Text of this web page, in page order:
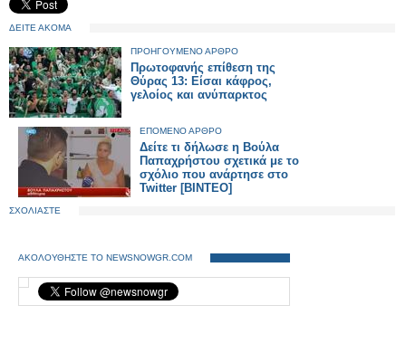
ΔΕΙΤΕ ΑΚΟΜΑ
ΠΡΟΗΓΟΥΜΕΝΟ ΑΡΘΡΟ
Πρωτοφανής επίθεση της
Θύρας 13: Είσαι κάφρος,
γελοίος και ανύπαρκτος
ΕΠΟΜΕΝΟ ΑΡΘΡΟ
Δείτε τι δήλωσε η Βούλα
Παπαχρήστου σχετικά με το
σχόλιο που ανάρτησε στο
Twitter [BINTEO]
ΣΧΟΛΙΑΣΤΕ
ΑΚΟΛΟΥΘΗΣΤΕ ΤΟ NEWSNOWGR.COM